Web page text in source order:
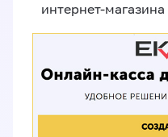
интернет-магазина